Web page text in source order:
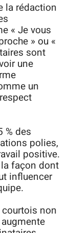
la rédaction
« Je vous
» ou «
sont
une
un
% des
polies,
positive.
façon dont
influencer
non